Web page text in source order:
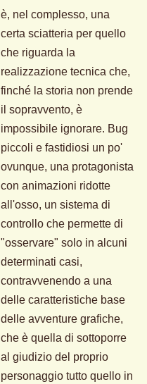
è, nel complesso, una
certa sciatteria per quello
che riguarda la
realizzazione tecnica che,
finché la storia non prende
il sopravvento, è
impossibile ignorare. Bug
piccoli e fastidiosi un po'
ovunque, una protagonista
con animazioni ridotte
all'osso, un sistema di
controllo che permette di
"osservare" solo in alcuni
determinati casi,
contravvenendo a una
delle caratteristiche base
delle avventure grafiche,
che è quella di sottoporre
al giudizio del proprio
personaggio tutto quello in